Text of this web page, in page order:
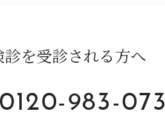
診を受診される方へ
0120-983-073